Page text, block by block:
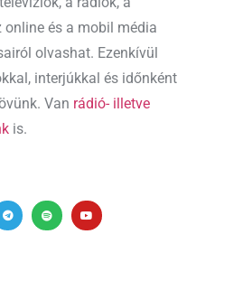
és a mobil média
olvashat. Ezenkívül
interjúkkal és időnként
Van rádió- illetve
is.